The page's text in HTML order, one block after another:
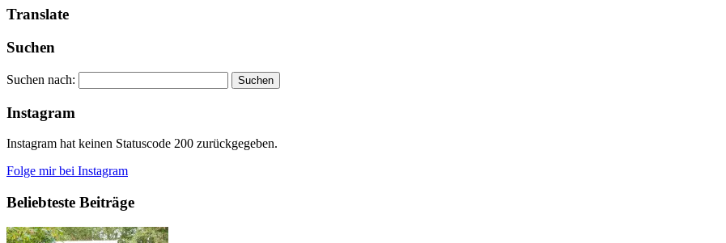
Translate
Suchen
Suchen nach:
Instagram
Instagram hat keinen Statuscode 200 zurückgegeben.
Folge mir bei Instagram
Beliebteste Beiträge